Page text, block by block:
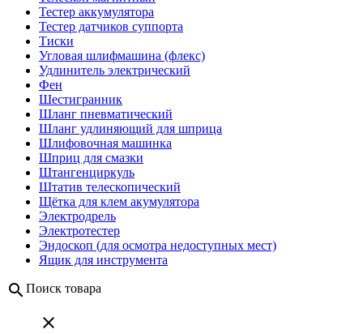
Тестер аккумулятора
Тестер датчиков суппорта
Тиски
Угловая шлифмашина (флекс)
Удлинитель электрический
Фен
Шестигранник
Шланг пневматический
Шланг удлиняющий для шприца
Шлифовочная машинка
Шприц для смазки
Штангенциркуль
Штатив телескопический
Щётка для клем акумулятора
Электродрель
Электротестер
Эндоскоп (для осмотра недоступных мест)
Ящик для инструмента
search Поиск товара
close